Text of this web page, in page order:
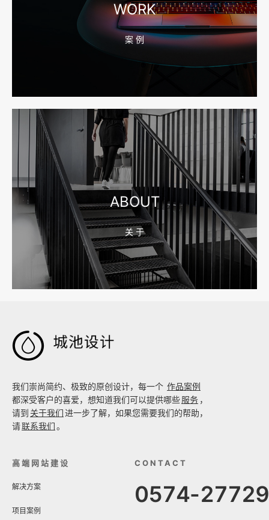
宁波网站建设报价怎么看？合同、源码和后台要先写清
2026-08-04 17:55:09
宁波制造业网站建设公司怎么选？先看产品询盘字段
2026-08-02 17:58:44
工厂短视频拍摄后，怎样放进官网帮助客户判断实力
WORK
案 例
ABOUT
关 于

我们崇尚简约、极致的原创设计，每一个 作品案例
都深受客户的喜爱，想知道我们可以提供哪些服务 ，
请到 关于我们进一步了解，如果您需要我们的帮助，
请联系我们。
高端网站建设
解决方案
项目案例
CONTACT
0574-